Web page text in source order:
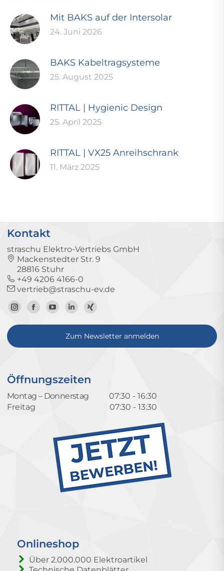
Mit BAKS auf der Intersolar
24. Juni 2026
BAKS Kabeltragsysteme
25. August 2025
RITTAL | Hygienic Design
25. April 2025
RITTAL | VX25 Anreihschrank
11. März 2025
Kontakt
straschu Elektro-Vertriebs GmbH
Mackenstedter Str. 9
28816 Stuhr
+49 4206 4166-0
vertrieb@straschu-ev.de
Zum
Instagram-
Zur
Facebook-
Zum
YouTube-
Kanal
Zum
LinkedIn-
Profil
Zum
Xing-
Profil
Zum Newsletter anmelden
Öffnungszeiten
Montag – Donnerstag
07:30 - 16:30
Freitag
07:30 - 13:30
Onlineshop
Über 2.000.000 Elektroartikel